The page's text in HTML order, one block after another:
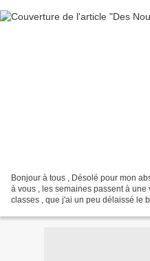
Bonjour à tous , Désolé pour mon
à vous , les semaines passent à
classes , que j'ai un peu délaissé le